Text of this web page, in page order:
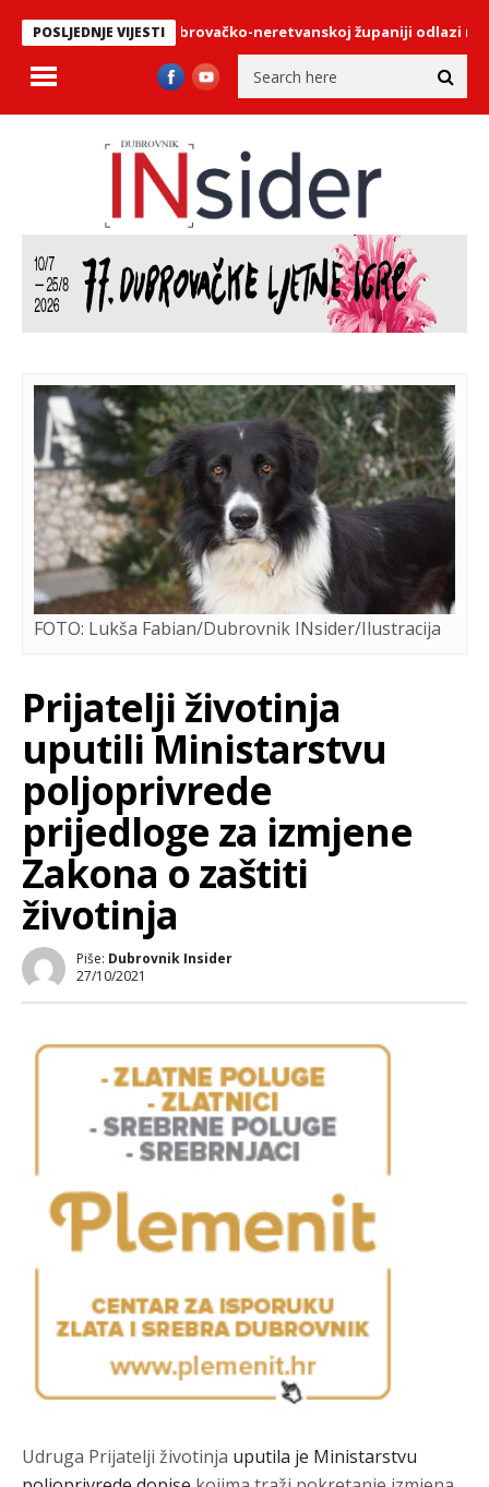
POSLJEDNJE VIJESTI
dio plaće u Dubrovačko-neretvanskoj županiji odlazi na gorivo?
FOTO: Lukša Fabian/Dubrovnik INsider/Ilustracija
Prijatelji životinja
uputili Ministarstvu
poljoprivrede
prijedloge za izmjene
Zakona o zaštiti
životinja
Piše: Dubrovnik Insider
27/10/2021
Udruga Prijatelji životinja uputila je Ministarstvu